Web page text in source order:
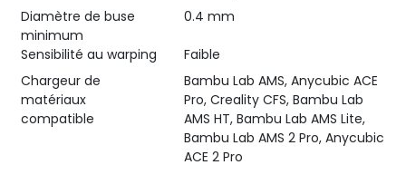
Diamètre de buse
minimum
0.4 mm
Sensibilité au warping
Faible
Chargeur de
matériaux
compatible
Bambu Lab AMS, Anycubic ACE
Pro, Creality CFS, Bambu Lab
AMS HT, Bambu Lab AMS Lite,
Bambu Lab AMS 2 Pro, Anycubic
ACE 2 Pro